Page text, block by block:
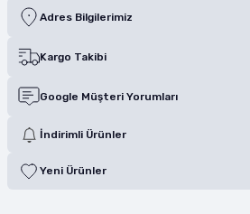
Adres Bilgilerimiz
Kargo Takibi
Google Müşteri Yorumları
İndirimli Ürünler
Yeni Ürünler